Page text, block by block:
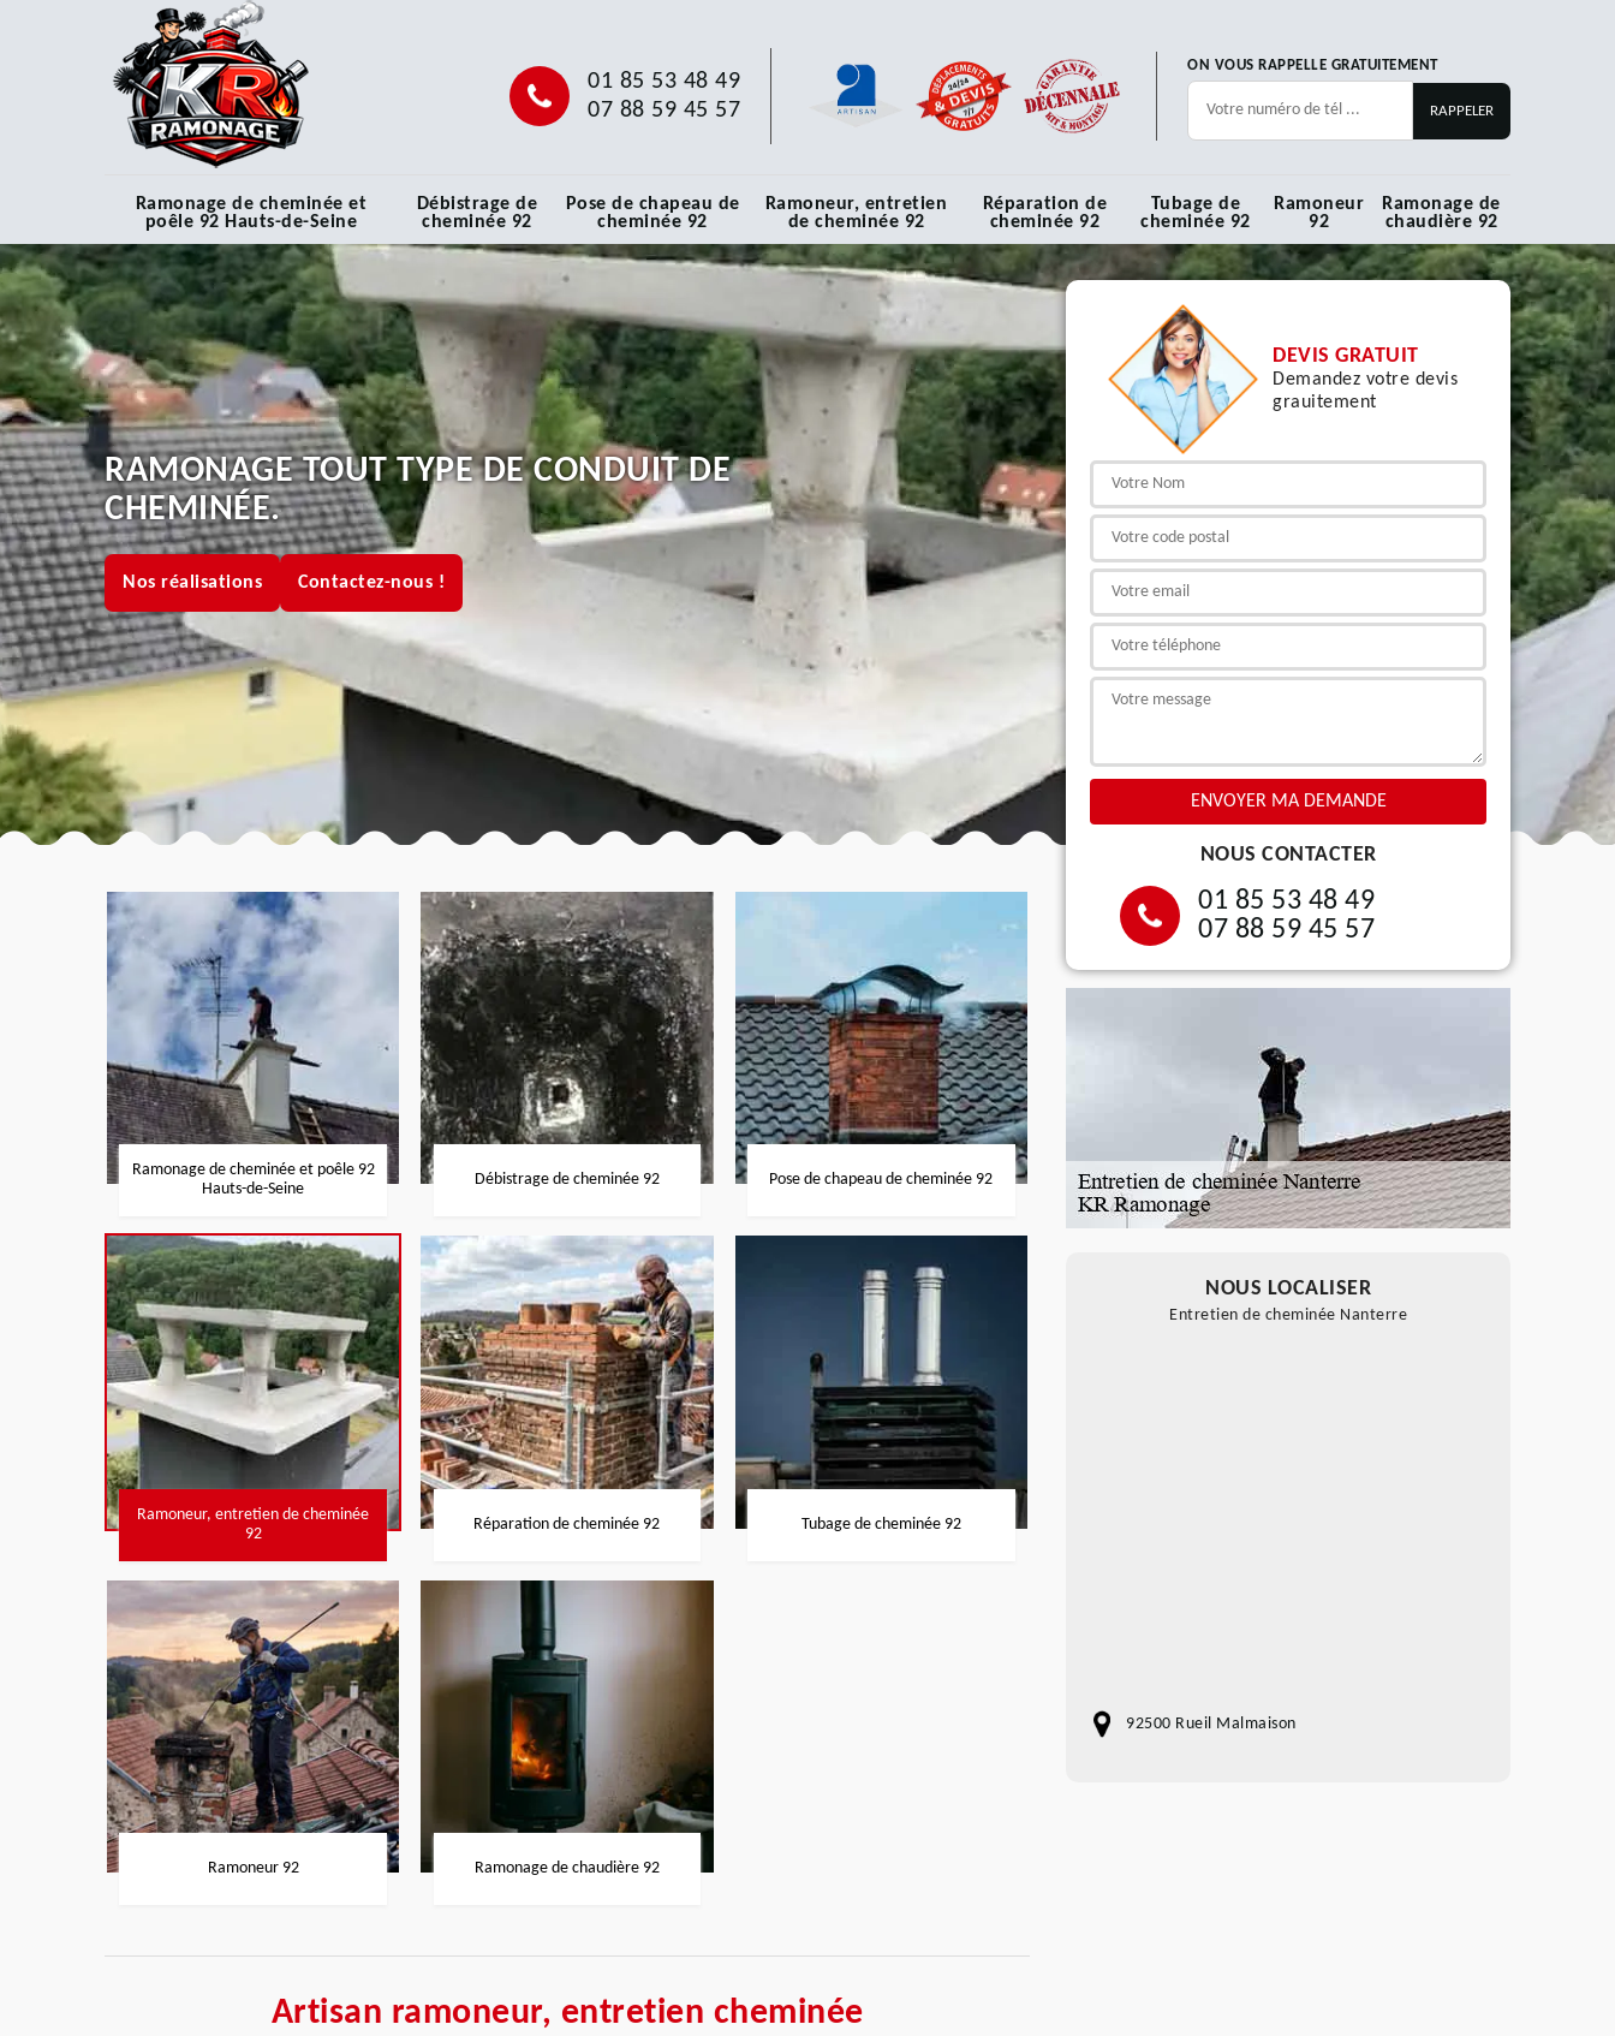
01 85 53 48 49
07 88 59 45 57
ON VOUS RAPPELLE GRATUITEMENT
Ramonage de cheminée et
poêle 92 Hauts-de-Seine
Débistrage de
cheminée 92
Pose de chapeau de
cheminée 92
Ramoneur, entretien
de cheminée 92
Réparation de
cheminée 92
Tubage de
cheminée 92
Ramoneur
92
Ramonage de
chaudière 92
RAMONAGE TOUT TYPE DE CONDUIT DE
CHEMINÉE.
Nos réalisations Contactez-nous !
Ramonage de cheminée et poêle 92
Hauts-de-Seine
Débistrage de cheminée 92 Pose de chapeau de cheminée 92
Ramoneur, entretien de cheminée
92
Réparation de cheminée 92 Tubage de cheminée 92
Ramoneur 92 Ramonage de chaudière 92
Artisan ramoneur, entretien cheminée
DEVIS GRATUIT
Demandez votre devis
grauitement
NOUS CONTACTER
01 85 53 48 49
07 88 59 45 57
NOUS LOCALISER
Entretien de cheminée Nanterre
92500 Rueil Malmaison